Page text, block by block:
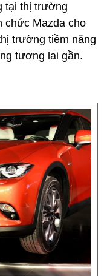
tại thị trường
chức Mazda cho
trường tiềm năng
tương lai gần.